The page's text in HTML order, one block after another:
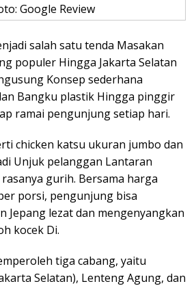
Google Review
salah satu tenda Masakan
populer Hingga Jakarta Selatan
Konsep sederhana
Bangku plastik Hingga pinggir
ramai pengunjung setiap hari.
chicken katsu ukuran jumbo dan
Unjuk pelanggan Lantaran
gurih. Bersama harga
porsi, pengunjung bisa
Jepang lezat dan mengenyangkan
kocek Di.
tiga cabang, yaitu
Selatan), Lenteng Agung, dan